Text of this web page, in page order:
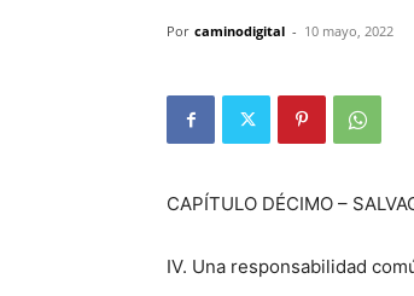
Por caminodigital - 10 mayo, 2022
CAPÍTULO DÉCIMO –
IV. Una responsabilidad